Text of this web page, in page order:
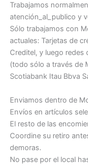
Trabajamos
atención_al_publico y
Sólo trabajamos con
actuales: Tarjetas de
Creditel, y luego redes
(todo sólo a través de
Scotiabank Itau Bbva
Enviamos dentro de
Envíos en artículos
El resto de las
Coordine su retiro
demoras.
No pase por el local